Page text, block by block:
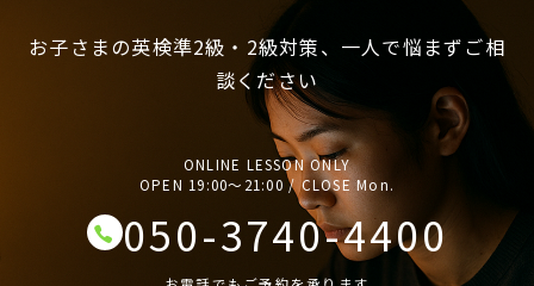
お子さまの英検準2級・2級対策、一人で悩まずご相
談ください
ONLINE LESSON ONLY
OPEN 19:00〜21:00 / CLOSE Mon.
050-3740-4400